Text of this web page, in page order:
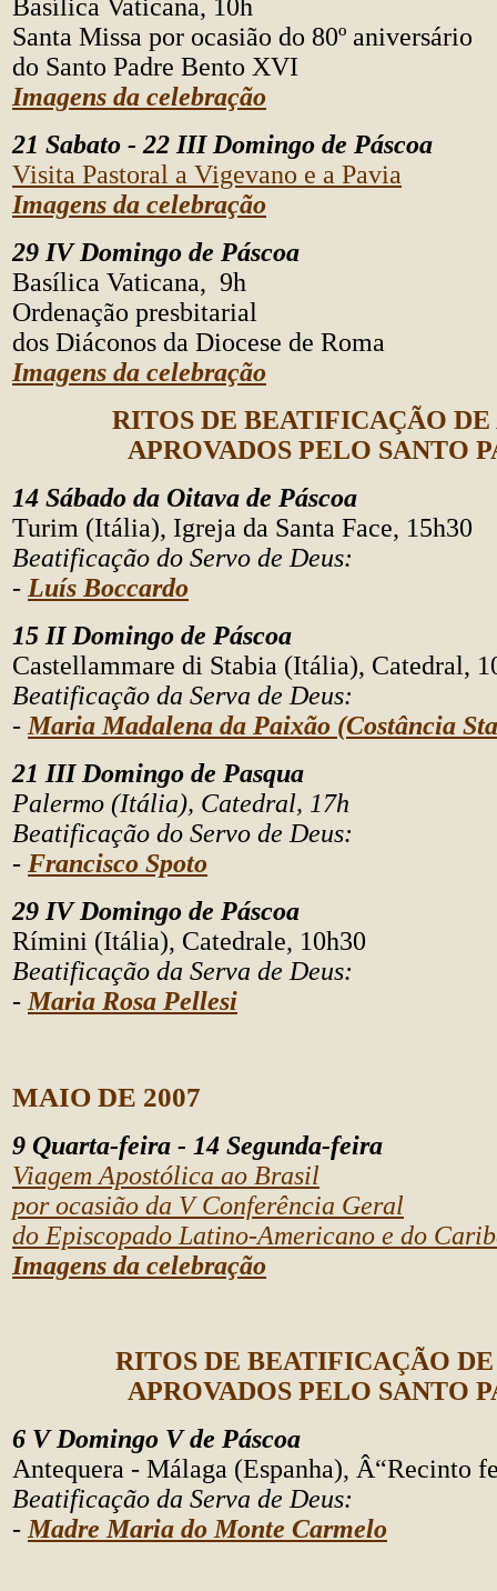
Basílica Vaticana, 10h
Santa Missa por ocasião do 80º aniversário
do Santo Padre Bento XVI
Imagens da celebração
21 Sabato - 22 III Domingo de Páscoa
Visita Pastoral a Vigevano e a Pavia
Imagens da celebração
29 IV Domingo de Páscoa
Basílica Vaticana, 9h
Ordenação presbitarial
dos Diáconos da Diocese de Roma
Imagens da celebração
RITOS DE BEATIFICAÇÃO
APROVADOS PELO SANTO
14 Sábado da Oitava de Páscoa
Turim (Itália), Igreja da Santa Face, 15h30
Beatificação do Servo de Deus:
- Luís Boccardo
15 II Domingo de Páscoa
Castellammare di Stabia (Itália), Catedral,
Beatificação da Serva de Deus:
- Maria Madalena da Paixão (Costância
21 III Domingo de Pasqua
Palermo (Itália), Catedral, 17h
Beatificação do Servo de Deus:
- Francisco Spoto
29 IV Domingo de Páscoa
Rímini (Itália), Catedrale, 10h30
Beatificação da Serva de Deus:
- Maria Rosa Pellesi
MAIO DE 2007
9 Quarta-feira - 14 Segunda-feira
Viagem Apostólica ao Brasil
por ocasião da V Conferência Geral
do Episcopado Latino-Americano e do
Imagens da celebração
RITOS DE BEATIFICAÇÃO
APROVADOS PELO SANTO
6 V Domingo V de Páscoa
Antequera - Málaga (Espanha), Â“Recinto
Beatificação da Serva de Deus:
- Madre Maria do Monte Carmelo